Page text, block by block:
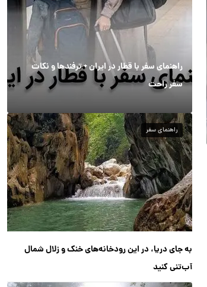
راهنمای سفر با قطار در ایران + ترفندها و نکات
سفر راحت
راهنمای سفر
به جای دریا، در این رودخانه‌های خنک و زلال شمال
آب‌تنی کنید